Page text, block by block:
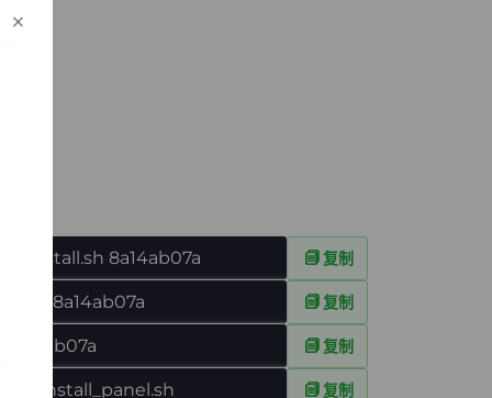
install.sh 8a14ab07a 复制
8a14ab07a 复制
复制
-O install_panel.sh 复制
×